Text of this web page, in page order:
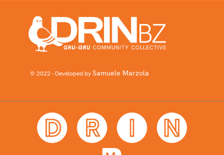
© 2022 - Developed bySamuele Marzola